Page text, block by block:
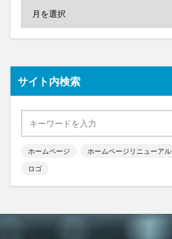
サイト内検索
ホームページ ホームページリニューアル
ロゴ